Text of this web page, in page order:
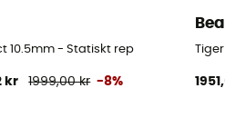
10.5mm - Statiskt rep
kr 1999,00 kr -8%
Beal